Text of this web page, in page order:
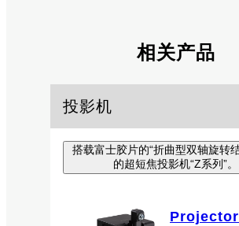
相关产品
投影机
搭载富士胶片的“折曲型双轴旋转
的超短焦投影机“Z系列”。